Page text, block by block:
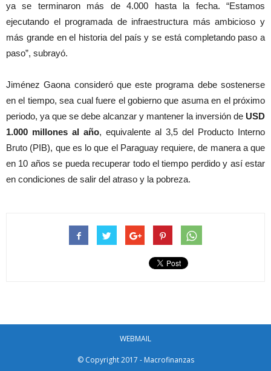
ya se terminaron más de 4.000 hasta la fecha. “Estamos
ejecutando el programada de infraestructura más ambicioso y
más grande en el historia del país y se está completando paso a
paso”, subrayó.
Jiménez Gaona consideró que este programa debe sostenerse
en el tiempo, sea cual fuere el gobierno que asuma en el próximo
periodo, ya que se debe alcanzar y mantener la inversión de USD
1.000 millones al año, equivalente al 3,5 del Producto Interno
Bruto (PIB), que es lo que el Paraguay requiere, de manera a que
en 10 años se pueda recuperar todo el tiempo perdido y así estar
en condiciones de salir del atraso y la pobreza.
WEBMAIL
© Copyright 2017 - Macrofinanzas